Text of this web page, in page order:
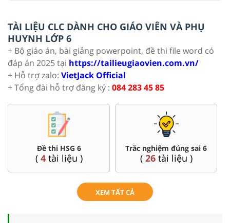
TÀI LIỆU CLC DÀNH CHO GIÁO VIÊN VÀ PHỤ
HUYNH LỚP 6
+ Bộ giáo án, bài giảng powerpoint, đề thi file word có
đáp án 2025 tại https://tailieugiaovien.com.vn/
+ Hỗ trợ zalo: VietJack Official
+ Tổng đài hỗ trợ đăng ký : 084 283 45 85
Đề thi HSG 6
( 4tài liệu )
Trắc nghiệm đúng sai 6
( 26tài liệu )
XEM TẤT CẢ